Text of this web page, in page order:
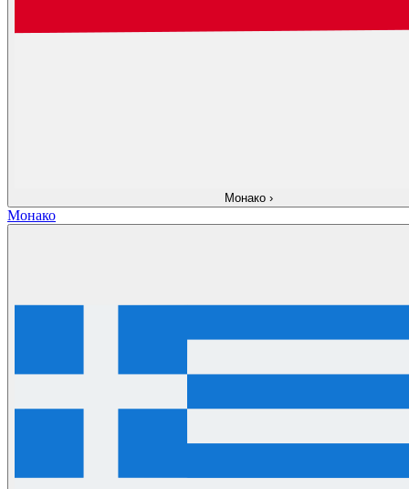
Монако ›
Монако